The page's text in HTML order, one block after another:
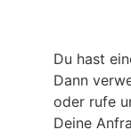
Du hast
Dann
oder rufe
Deine